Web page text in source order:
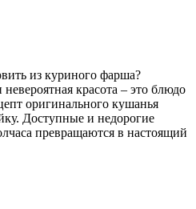
из куриного фарша?
красота – это блюдо
оригинального кушанья
Доступные и недорогие
превращаются в настоящий